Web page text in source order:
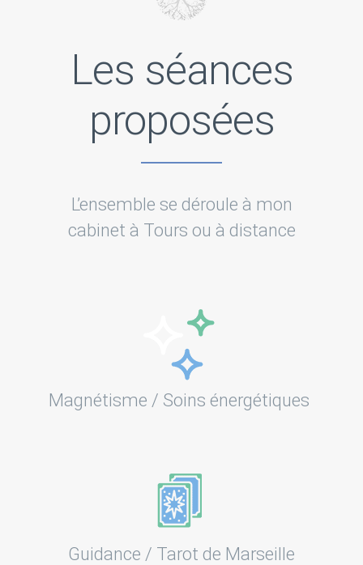
Les séances
proposées
L’ensemble se déroule à mon
cabinet à Tours ou à distance
Magnétisme / Soins énergétiques
Guidance / Tarot de Marseille